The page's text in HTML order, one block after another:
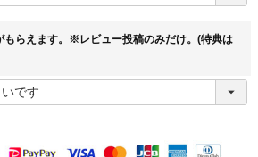
もらえます。※レビュー投稿のみだけ。(特典は